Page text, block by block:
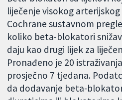
liječenje visokog
Cochrane sustavnom
koliko beta-blokatori
daju kao drugi lijek za
Pronađeno je 20
prosječno 7 tjedana.
da dodavanje beta-